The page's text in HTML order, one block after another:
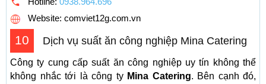
Website: comviet12g.com.vn
10 Dịch vụ suất ăn công nghiệp Mina Catering
Công ty cung cấp suất ăn công nghiệp uy tín không thể
không nhắc tới là công ty Mina Catering. Bên cạnh đó,